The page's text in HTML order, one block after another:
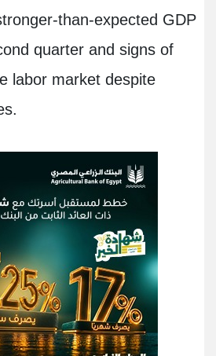
than-expected GDP
quarter and signs of
labor market despite